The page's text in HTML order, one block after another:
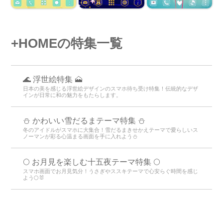
+HOMEの特集一覧
🌊 浮世絵特集 🗻
日本の美を感じる浮世絵デザインのスマホ待ち受け特集！伝統的なデザ
インが日常に和の魅力をもたらします。
⛄️ かわいい雪だるまテーマ特集️ ⛄️
冬のアイドルがスマホに大集合！雪だるまきせかえテーマで愛らしいス
ノーマンが彩る心温まる画面を手に入れよう️⛄️
🌕 お月見を楽しむ十五夜テーマ特集 🌕
スマホ画面でお月見気分！うさぎやススキテーマで心安らぐ時間を感じ
よう🌕🐰